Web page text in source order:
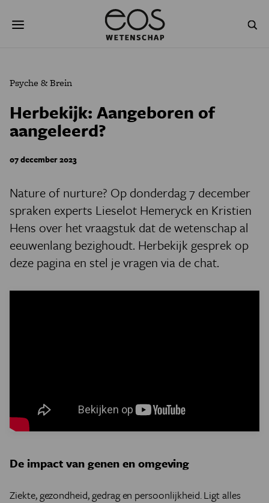
naar
NATUURWETENSCHAPPEN
PSYCHE & BREIN
PODCAST AGENDA
JONGE UITDAGERS
Psyche & Brein
Herbekijk: Aangeboren of
aangeleerd?
07 december 2023
Nature of nurture? Op donderdag 7 december
spraken experts Lieselot Hemeryck en Kristien
Hens over het vraagstuk dat de wetenschap al
eeuwenlang bezighoudt. Herbekijk gesprek op
deze pagina en stel je vragen via de chat.
De impact van genen en omgeving
Ziekte, gezondheid, gedrag en persoonlijkheid. Ligt alles